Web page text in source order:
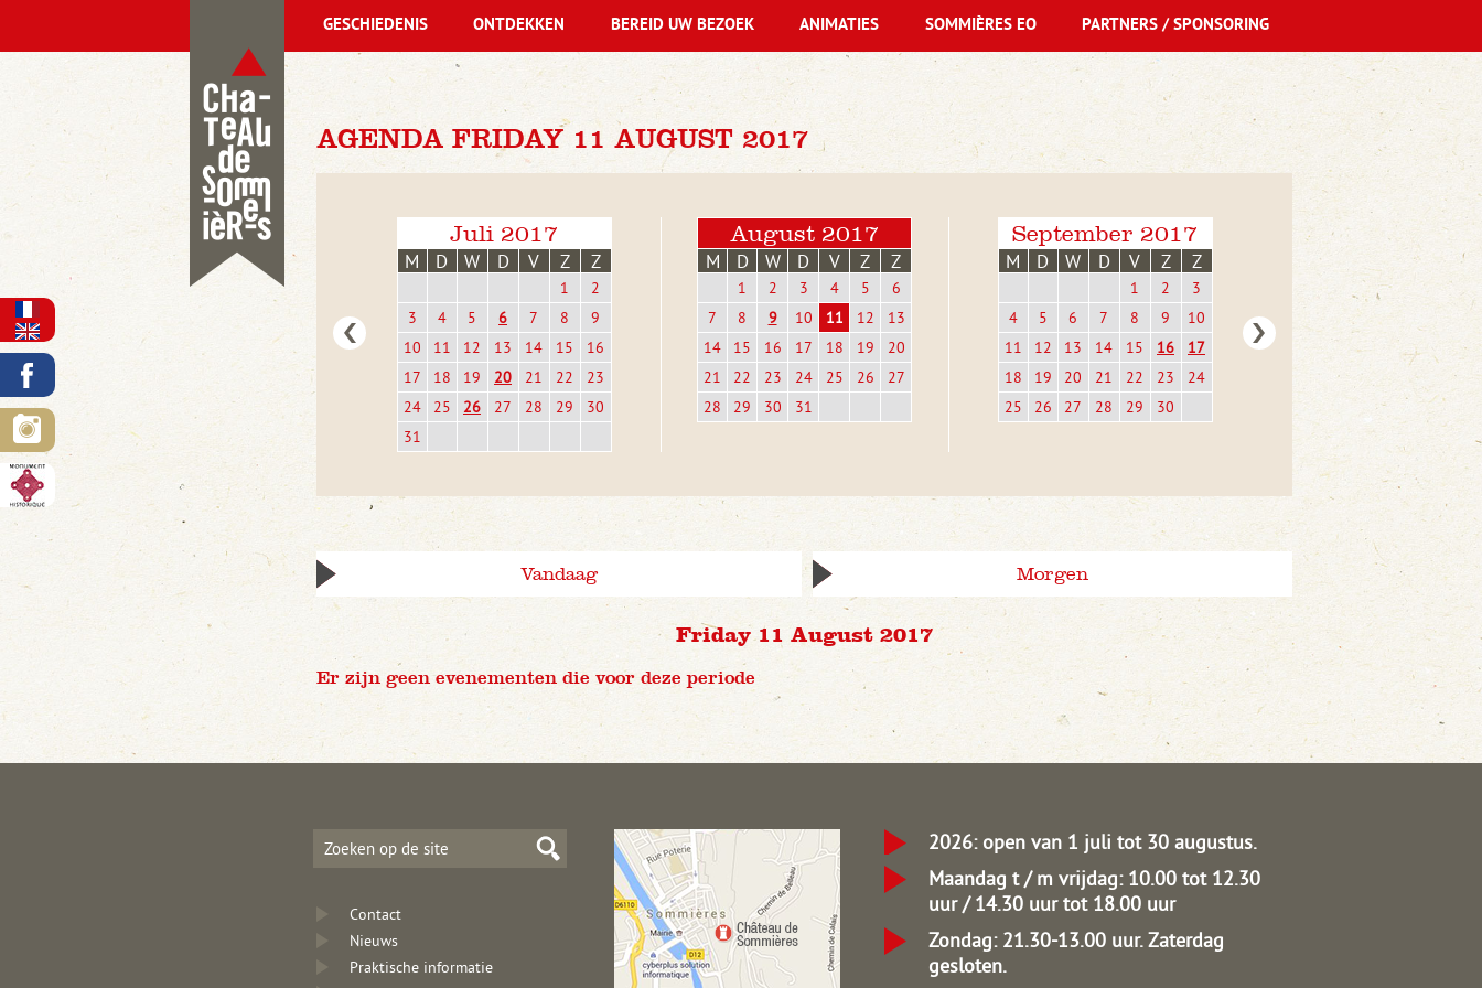
AGENDA FRIDAY 11 AUGUST 2017
Juli 2017
M D W D V Z Z
1
2
3
4 5 6 7 8
9
10
11 12 13 14 15
16
17
18 19 20 21 22
23
24
25 26 27 28 29
30
31
August 2017
M D W D V Z Z
1 2 3 4 5
6
7
8 9 10 11 12
13
14
15 16 17 18 19
20
21
22 23 24 25 26
27
28
29 30 31
September 2017
M D W D V Z Z
1 2
3
4
5 6 7 8 9
10
11
12 13 14 15 16
17
18
19 20 21 22 23
24
25
26 27 28 29 30
Vandaag Morgen
Friday 11 August 2017
Er zijn geen evenementen die voor deze periode
GESCHIEDENIS ONTDEKKEN BEREID UW BEZOEK ANIMATIES SOMMIÈRES EO PARTNERS / SPONSORING
Contact
Nieuws
Praktische informatie
2026: open van 1 juli tot 30 augustus.
Maandag t / m vrijdag: 10.00 tot 12.30
uur / 14.30 uur tot 18.00 uur
Zondag: 21.30-13.00 uur.Zaterdag
gesloten.